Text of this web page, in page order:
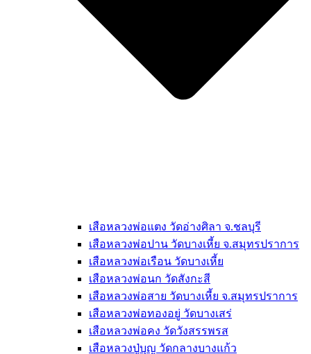
เสือหลวงพ่อแตง วัดอ่างศิลา จ.ชลบุรี
เสือหลวงพ่อปาน วัดบางเหี้ย จ.สมุทรปราการ
เสือหลวงพ่อเรือน วัดบางเหี้ย
เสือหลวงพ่อนก วัดสังกะสี
เสือหลวงพ่อสาย วัดบางเหี้ย จ.สมุทรปราการ
เสือหลวงพ่อทองอยู่ วัดบางเสร่
เสือหลวงพ่อคง วัดวังสรรพรส
เสือหลวงปู่บุญ วัดกลางบางแก้ว